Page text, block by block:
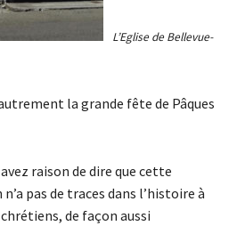
L’Eglise de Bellevue-
la grande fête de Pâques
raison de dire que cette
pas de traces dans l’histoire à
de façon aussi